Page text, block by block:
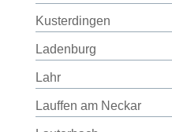
Kusterdingen
Ladenburg
Lahr
Lauffen am Neckar